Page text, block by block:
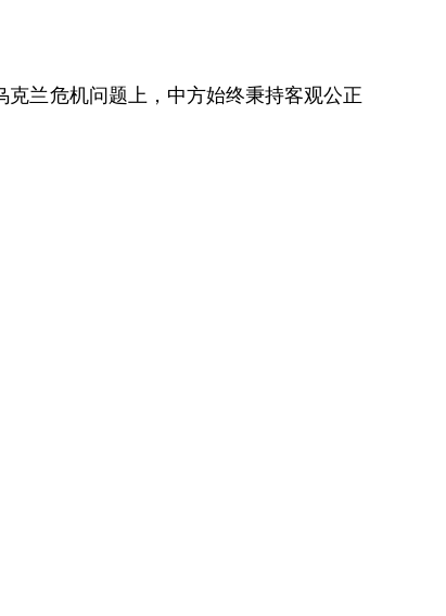
兰危机问题上，中方始终秉持客观公正